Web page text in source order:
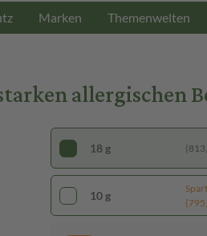
Marken Themenwelten
allergischen
18 g
10 g